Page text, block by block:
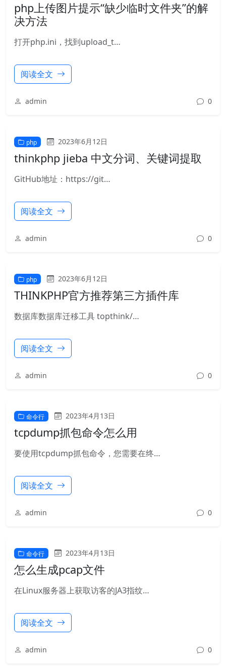
php上传图片提示“缺少临时文件夹”的解
决方法
打开php.ini，找到upload_t…
阅读全文
admin 0
php 2023年6月12日
thinkphp jieba 中文分词、关键词提取
GitHub地址：https://git…
阅读全文
admin 0
php 2023年6月12日
THINKPHP官方推荐第三方插件库
数据库数据库迁移工具 topthink/…
阅读全文
admin 0
命令行 2023年4月13日
tcpdump抓包命令怎么用
要使用tcpdump抓包命令，您需要在终…
阅读全文
admin 0
命令行 2023年4月13日
怎么生成pcap文件
在Linux服务器上获取访客的JA3指纹…
阅读全文
admin 0